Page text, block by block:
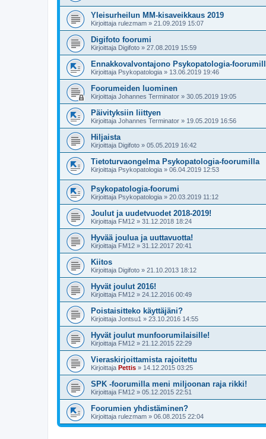
Yleisurheilun MM-kisaveikkaus 2019
Kirjoittaja rulezmam » 21.09.2019 15:07
Digifoto foorumi
Kirjoittaja Digifoto » 27.08.2019 15:59
Ennakkovalvontajono Psykopatologia-
Kirjoittaja Psykopatologia » 13.06.2019 19:46
Foorumeiden luominen
Kirjoittaja Johannes Terminator » 30.05.2019 19:05
Päivityksiin liittyen
Kirjoittaja Johannes Terminator » 19.05.2019 16:56
Hiljaista
Kirjoittaja Digifoto » 05.05.2019 16:42
Tietoturvaongelma Psykopatologia-foorumilla
Kirjoittaja Psykopatologia » 06.04.2019 12:53
Psykopatologia-foorumi
Kirjoittaja Psykopatologia » 20.03.2019 11:12
Joulut ja uudetvuodet 2018-2019!
Kirjoittaja FM12 » 31.12.2018 18:24
Hyvää joulua ja uuttavuotta!
Kirjoittaja FM12 » 31.12.2017 20:41
Kiitos
Kirjoittaja Digifoto » 21.10.2013 18:12
Hyvät joulut 2016!
Kirjoittaja FM12 » 24.12.2016 00:49
Poistaisitteko käyttäjäni?
Kirjoittaja Jontsu1 » 23.10.2016 14:55
Hyvät joulut munfoorumilaisille!
Kirjoittaja FM12 » 21.12.2015 22:29
Vieraskirjoittamista rajoitettu
Kirjoittaja Pettis » 14.12.2015 03:25
SPK -foorumilla meni miljoonan raja rikki!
Kirjoittaja FM12 » 05.12.2015 22:51
Foorumien yhdistäminen?
Kirjoittaja rulezmam » 06.08.2015 22:04